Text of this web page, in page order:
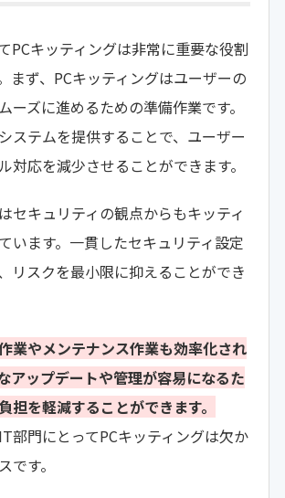
PCキッティングは非常に重要な役割
まず、PCキッティングはユーザーの
ーズに進めるための準備作業です。
ステムを提供することで、ユーザー
対応を減少させることができます。
セキュリティの観点からもキッティ
います。一貫したセキュリティ設定
リスクを最小限に抑えることができ
業やメンテナンス作業も効率化され
アップデートや管理が容易になるた
担を軽減することができます。
部門にとってPCキッティングは欠か
です。